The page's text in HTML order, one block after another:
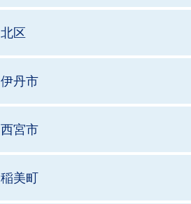
北区
伊丹市
西宮市
稲美町